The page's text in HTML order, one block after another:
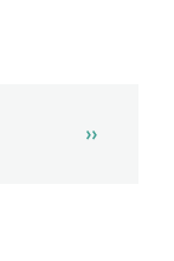
Next
››